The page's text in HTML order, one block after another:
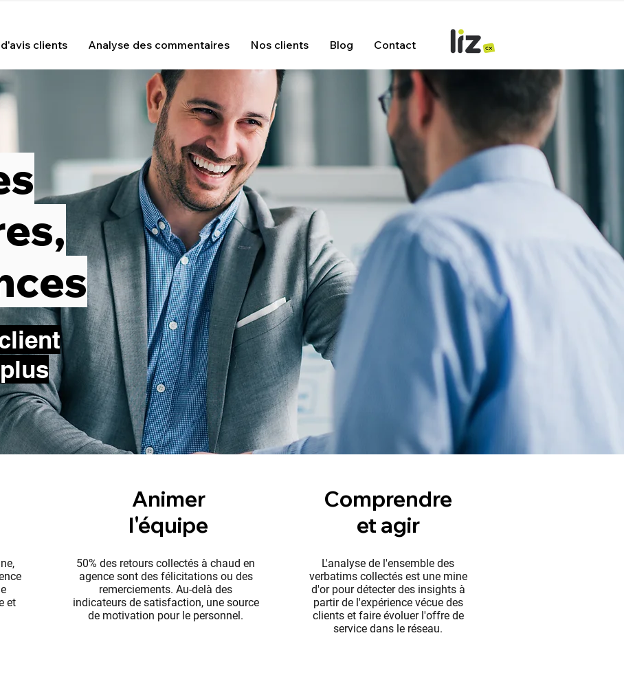
clients Analyse des commentaires Nos clients Blog Contact
et
Animer
l'équipe
50% des retours collectés à chaud en
agence sont des félicitations ou des
remerciements. Au-delà des
indicateurs de satisfaction, une source
de motivation pour le personnel.
Comprendre
et agir
L'analyse de l'ensemble des
verbatims collectés est une mine
d'or pour détecter des insights à
partir de l'expérience vécue des
clients et faire évoluer l'offre de
service dans le réseau.